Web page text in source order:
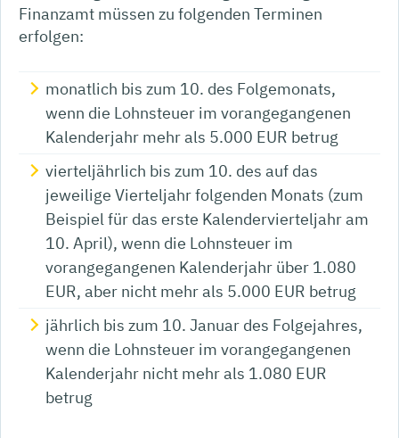
Finanzamt müssen zu folgenden Terminen
erfolgen:
monatlich bis zum 10. des Folgemonats,
wenn die Lohnsteuer im vorangegangenen
Kalenderjahr mehr als 5.000 EUR betrug
vierteljährlich bis zum 10. des auf das
jeweilige Vierteljahr folgenden Monats (zum
Beispiel für das erste Kalendervierteljahr am
10. April), wenn die Lohnsteuer im
vorangegangenen Kalenderjahr über 1.080
EUR, aber nicht mehr als 5.000 EUR betrug
jährlich bis zum 10. Januar des Folgejahres,
wenn die Lohnsteuer im vorangegangenen
Kalenderjahr nicht mehr als 1.080 EUR
betrug